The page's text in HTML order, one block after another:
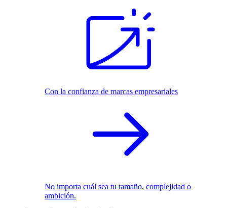
Con la confianza de marcas empresariales
No importa cuál sea tu tamaño, complejidad o
ambición.